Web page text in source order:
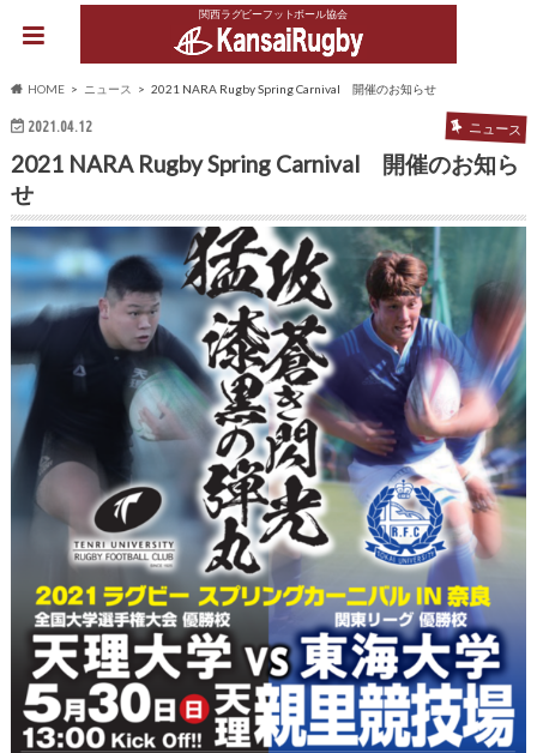
関西ラグビーフットボール協会
HOME ニュース 2021 NARA Rugby Spring Carnival 開催のお知らせ
2021.04.12 ニュース
2021 NARA Rugby Spring Carnival 開催のお知ら
せ